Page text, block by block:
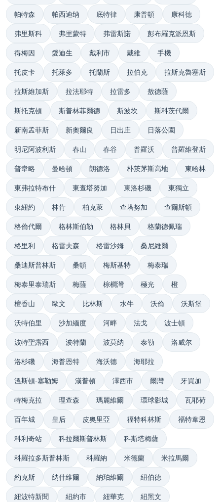
帕特森 帕西迪纳 底特律 康普頓 康科德
弗里斯科 弗里蒙特 弗雷斯諾 彭布羅克派恩斯
得梅因 愛迪生 戴利市 戴維 手機
托皮卡 托萊多 托蘭斯 拉伯克 拉斯克魯塞斯
拉斯維加斯 拉法耶特 拉雷多 敖德薩
斯托克頓 斯普林菲爾德 斯波坎 斯科茨代爾
新南孟菲斯 新奧爾良 日出庄 日落公園
明尼阿波利斯 春山 春谷 普羅沃 普羅維登斯
普韋略 曼哈頓 朗德洛 朴茨茅斯高地 東哈林
東弗拉特布什 東查塔努加 東洛杉磯 東獨立
東紐約 林肯 柏克萊 查塔努加 查爾斯頓
格倫代爾 格林斯伯勒 格林貝 格蘭德佩瑞
格里利 格雷夫森 格雷沙姆 桑尼維爾
桑迪斯普林斯 桑頓 梅斯基特 梅泰瑞
梅泰里泰瑞斯 梅薩 棕櫚灣 極光 橙
檀香山 歐文 比林斯 水牛 沃倫 沃斯堡
沃特伯里 沙加緬度 河畔 法戈 波士頓
波特聖露西 波特蘭 波莫納 泰勒 洛威尔
洛杉磯 海普恩特 海沃德 海耶拉
溫斯頓-塞勒姆 漢普頓 澤西市 爾灣 牙買加
特梅克拉 理查森 瑪麗維爾 環球影城 瓦耶荷
百年城 皇后 皮奥里亞 福特科林斯 福特韋恩
科利奇站 科拉爾斯普林斯 科斯塔梅薩
科羅拉多斯普林斯 科羅納 米德蘭 米拉馬爾
約克斯 納什維爾 納珀維爾 紐伯德
紐波特新聞 紐約市 紐華克 紐黑文